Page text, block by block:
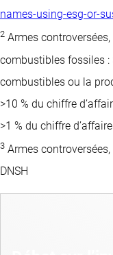
names-using-esg-or-
2 Armes
combustibles fossiles :
combustibles ou la
>10 % du chiffre
>1 % du chiffre
3 Armes
DNSH